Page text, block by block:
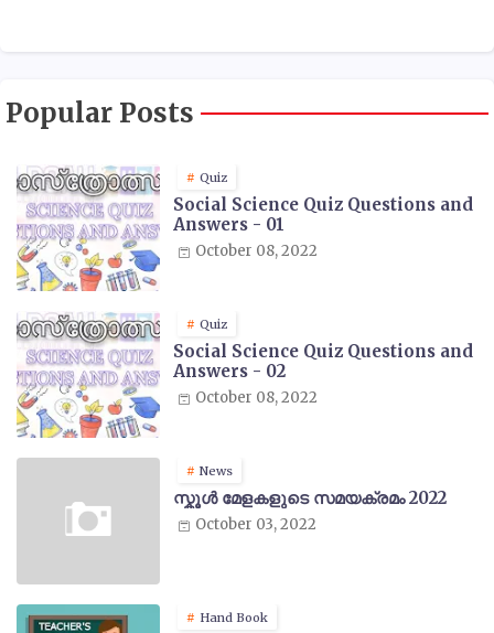
Popular Posts
Quiz
Social Science Quiz Questions and
Answers - 01
October 08, 2022
Quiz
Social Science Quiz Questions and
Answers - 02
October 08, 2022
News
സ്കൂൾ മേളകളുടെ സമയക്രമം 2022
October 03, 2022
Hand Book